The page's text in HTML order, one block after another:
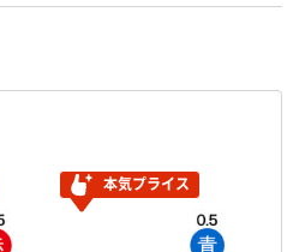
本気プライス